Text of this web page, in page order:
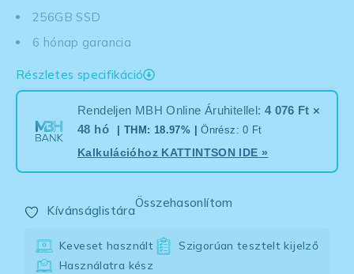
256GB SSD
6 hónap garancia
Részletes specifikáció
Rendeljen MBH Online Áruhitellel: 4 076 Ft ×
48 hó
| THM: 18.97% |Önrész: 0 Ft
Kalkulációhoz KATTINTSON IDE »
Kívánságlistára
Összehasonlítom
Keveset használt
Szigorúan tesztelt kijelző
Használatra kész